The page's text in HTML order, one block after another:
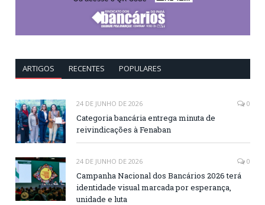
ARTIGOS RECENTES POPULARES
24 DE JUNHO DE 2026 0
Categoria bancária entrega minuta de
reivindicações à Fenaban
24 DE JUNHO DE 2026 0
Campanha Nacional dos Bancários 2026 terá
identidade visual marcada por esperança,
unidade e luta